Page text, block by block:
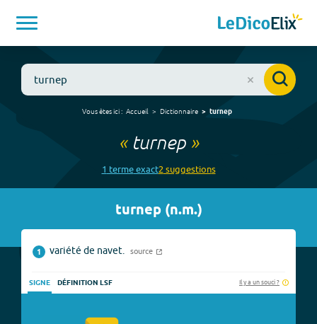
Vous êtes ici : Accueil Dictionnaire turnep
« turnep»
1 termeexact2 suggestions
turnep(n.m.)
1 variété de navet. source
SIGNE DÉFINITION LSF Il y a un souci ?